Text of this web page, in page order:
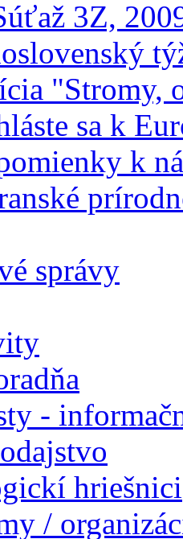
3Z,
"Stromy,
sa k
k
správy
-
hriešnici
/